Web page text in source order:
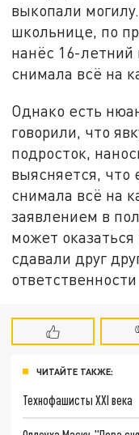
выкопали
школьнице, по
нанёс 16-летний
снимала всё на
Однако есть
говорили, что
подросток,
выясняется, что
снимала всё на
заявлением в
может
сдавали друг
ЧИТАЙТЕ ТАКЖЕ:
Технофашисты XXI века